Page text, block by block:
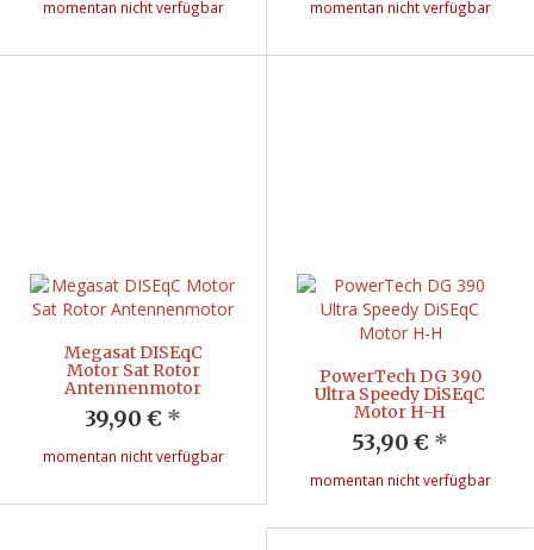
momentan nicht verfügbar momentan nicht verfügbar
Megasat DISEqC
Motor Sat Rotor
Antennenmotor
39,90 € *
momentan nicht verfügbar
PowerTech DG 390
Ultra Speedy DiSEqC
Motor H-H
53,90 € *
momentan nicht verfügbar